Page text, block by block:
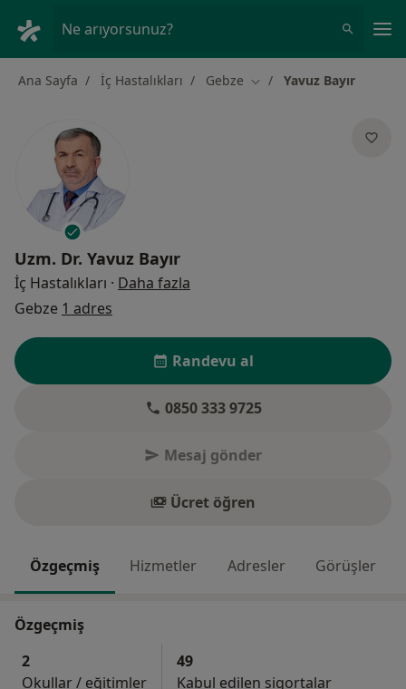
Ne arıyorsunuz?
Ana Sayfa İç Hastalıkları Gebze Şehir değiştir
Yavuz Bayır
Uzm. Dr. Yavuz Bayır
İç Hastalıkları · Daha fazla
Gebze 1 adres
Randevu al
0850 333 9725
Mesaj gönder
Ücret öğren
Özgeçmiş Hizmetler Adresler Görüşler
Özgeçmiş
2
Okullar / eğitimler
49
Kabul edilen sigortalar